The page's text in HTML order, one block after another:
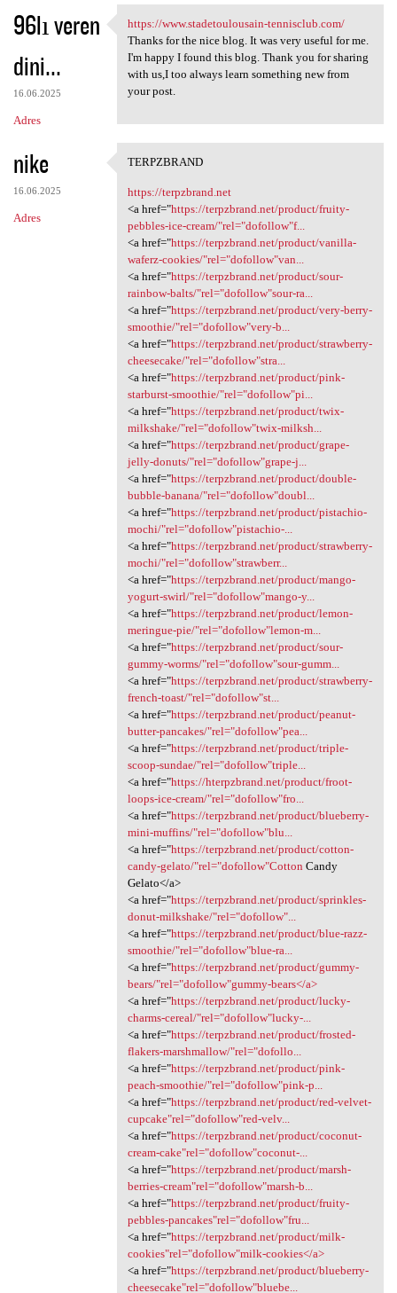
K
o
m
e
n
a
r
z
96lı veren
dini...
16.06.2025
Adres
https://www.stadetoulousain
https://www.stadetoulousain-tennisclub.com/
Thanks for the nice blog. It was very useful for me.
I'm happy I found this blog. Thank you for sharing
with us,I too always learn something new from
your post.
nike
16.06.2025
Adres
TERPZBRAND
TERPZBRAND
https://terpzbrand.net
<a href="https://terpzbrand.net/product/fruity-
pebbles-ice-cream/"rel="dofollow"f...
<a href="https://terpzbrand.net/product/vanilla-
waferz-cookies/"rel="dofollow"van...
<a href="https://terpzbrand.net/product/sour-
rainbow-balts/"rel="dofollow"sour-ra...
<a href="https://terpzbrand.net/product/very-berry-
smoothie/"rel="dofollow"very-b...
<a href="https://terpzbrand.net/product/strawberry-
cheesecake/"rel="dofollow"stra...
<a href="https://terpzbrand.net/product/pink-
starburst-smoothie/"rel="dofollow"pi...
<a href="https://terpzbrand.net/product/twix-
milkshake/"rel="dofollow"twix-milksh...
<a href="https://terpzbrand.net/product/grape-
jelly-donuts/"rel="dofollow"grape-j...
<a href="https://terpzbrand.net/product/double-
bubble-banana/"rel="dofollow"doubl...
<a href="https://terpzbrand.net/product/pistachio-
mochi/"rel="dofollow"pistachio-...
<a href="https://terpzbrand.net/product/strawberry-
mochi/"rel="dofollow"strawberr...
<a href="https://terpzbrand.net/product/mango-
yogurt-swirl/"rel="dofollow"mango-y...
<a href="https://terpzbrand.net/product/lemon-
meringue-pie/"rel="dofollow"lemon-m...
<a href="https://terpzbrand.net/product/sour-
gummy-worms/"rel="dofollow"sour-gumm...
<a href="https://terpzbrand.net/product/strawberry-
french-toast/"rel="dofollow"st...
<a href="https://terpzbrand.net/product/peanut-
butter-pancakes/"rel="dofollow"pea...
<a href="https://terpzbrand.net/product/triple-
scoop-sundae/"rel="dofollow"triple...
<a href="https://hterpzbrand.net/product/froot-
loops-ice-cream/"rel="dofollow"fro...
<a href="https://terpzbrand.net/product/blueberry-
mini-muffins/"rel="dofollow"blu...
<a href="https://terpzbrand.net/product/cotton-
candy-gelato/"rel="dofollow"Cotton Candy
Gelato</a>
<a href="https://terpzbrand.net/product/sprinkles-
donut-milkshake/"rel="dofollow"...
<a href="https://terpzbrand.net/product/blue-razz-
smoothie/"rel="dofollow"blue-ra...
<a href="https://terpzbrand.net/product/gummy-
bears/"rel="dofollow"gummy-bears</a>
<a href="https://terpzbrand.net/product/lucky-
charms-cereal/"rel="dofollow"lucky-...
<a href="https://terpzbrand.net/product/frosted-
flakers-marshmallow/"rel="dofollo...
<a href="https://terpzbrand.net/product/pink-
peach-smoothie/"rel="dofollow"pink-p...
<a href="https://terpzbrand.net/product/red-velvet-
cupcake"rel="dofollow"red-velv...
<a href="https://terpzbrand.net/product/coconut-
cream-cake"rel="dofollow"coconut-...
<a href="https://terpzbrand.net/product/marsh-
berries-cream"rel="dofollow"marsh-b...
<a href="https://terpzbrand.net/product/fruity-
pebbles-pancakes"rel="dofollow"fru...
<a href="https://terpzbrand.net/product/milk-
cookies"rel="dofollow"milk-cookies</a>
<a href="https://terpzbrand.net/product/blueberry-
cheesecake"rel="dofollow"bluebe...